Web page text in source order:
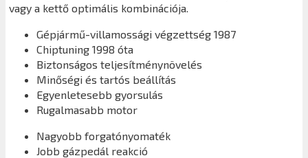
vagy a kettő optimális kombinációja.
Gépjármű-villamossági végzettség 1987
Chiptuning 1998 óta
Biztonságos teljesítménynövelés
Minőségi és tartós beállítás
Egyenletesebb gyorsulás
Rugalmasabb motor
Nagyobb forgatónyomaték
Jobb gázpedál reakció